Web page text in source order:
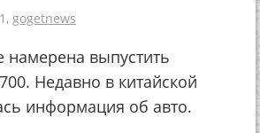
gogetnews
намерена выпустить
Недавно в китайской
информация об авто.